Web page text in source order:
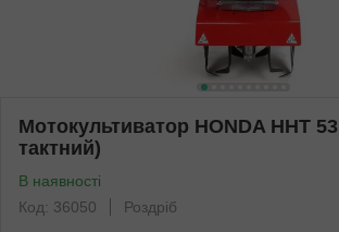
Мотокультиватор HONDA HHT
тактний)
В наявності
Код: 36050
Роздріб